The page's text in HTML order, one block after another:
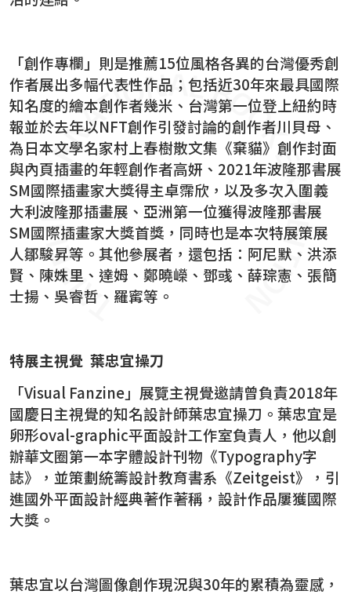
「創作專欄」則是推薦15位風格各異的台灣優秀創
作者展出多幅代表性作品；包括近30年來最具國際
知名度的繪本創作者幾米、台灣第一位登上紐約時
報並於去年以NFT創作引發討論的創作者川貝母、
為日本文學名家村上春樹散文集《棄貓》創作封面
與內頁插畫的年輕創作者高妍、2021年波隆那書展
SM國際插畫家大獎得主卓霈欣，以及多次入圍義
大利波隆那插畫展、亞洲第一位獲得波隆那書展
SM國際插畫家大獎首獎，同時也是本次特展策展
人鄒駿昇等。其他參展者，還包括：阿尼默、洪添
賢、陳姝里、達姆、鄭曉嶸、鄧彧、薛琮憲、張簡
士揚、吳睿哲、羅寗等。
特展主視覺 葉忠宜操刀
「Visual Fanzine」展覽主視覺邀請曾負責2018年
國慶日主視覺的知名設計師葉忠宜操刀。葉忠宜是
卵形oval-graphic平面設計工作室負責人，他以創
辦華文圈第一本字體設計刊物《Typography字
誌》，並策劃統籌設計教育書系《Zeitgeist》，引
進國外平面設計經典著作著稱，設計作品屢獲國際
大獎。
葉忠宜以台灣圖像創作現況與30年的累積為靈感，